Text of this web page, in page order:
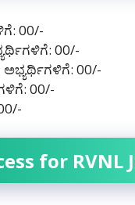
00/-
00/-
ಅಭ್ಯರ್ಥಿಗಳಿಗೆ: 00/-
00/-
for RVNL